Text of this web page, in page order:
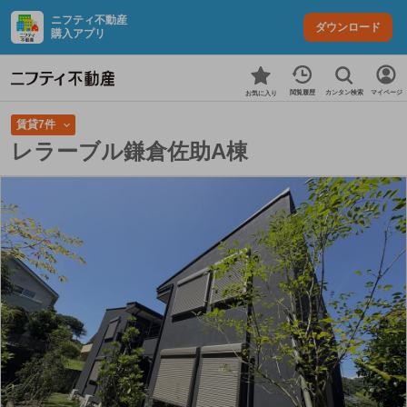
ニフティ不動産
購入アプリ
ダウンロード
お気に入り 閲覧履歴 カンタン検索 マイページ
賃貸7件
レラーブル鎌倉佐助A棟